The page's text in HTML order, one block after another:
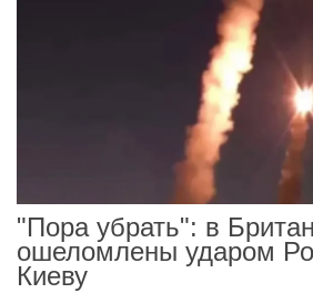
"Пора убрать": в
ошеломлены ударом
Киеву